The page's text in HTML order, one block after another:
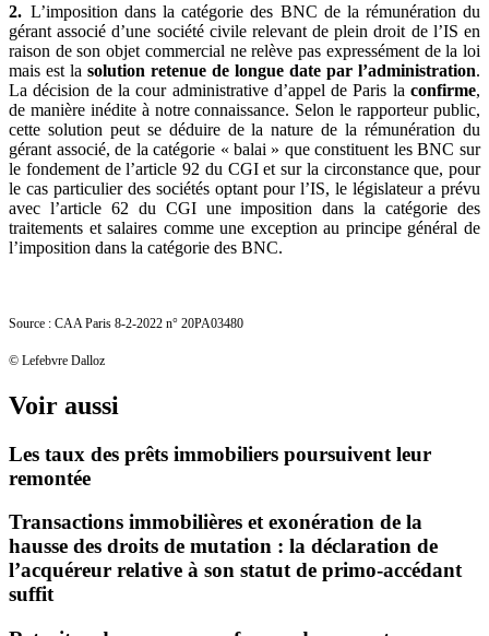
2. L’imposition dans la catégorie des BNC de la rémunération du
gérant associé d’une société civile relevant de plein droit de l’IS en
raison de son objet commercial ne relève pas expressément de la loi
mais est la solution retenue de longue date par l’administration.
La décision de la cour administrative d’appel de Paris la confirme,
de manière inédite à notre connaissance. Selon le rapporteur public,
cette solution peut se déduire de la nature de la rémunération du
gérant associé, de la catégorie « balai » que constituent les BNC sur
le fondement de l’article 92 du CGI et sur la circonstance que, pour
le cas particulier des sociétés optant pour l’IS, le législateur a prévu
avec l’article 62 du CGI une imposition dans la catégorie des
traitements et salaires comme une exception au principe général de
l’imposition dans la catégorie des BNC.
Source : CAA Paris 8-2-2022 n° 20PA03480
© Lefebvre Dalloz
Voir aussi
Les taux des prêts immobiliers poursuivent leur
remontée
Transactions immobilières et exonération de la
hausse des droits de mutation : la déclaration de
l’acquéreur relative à son statut de primo-accédant
suffit